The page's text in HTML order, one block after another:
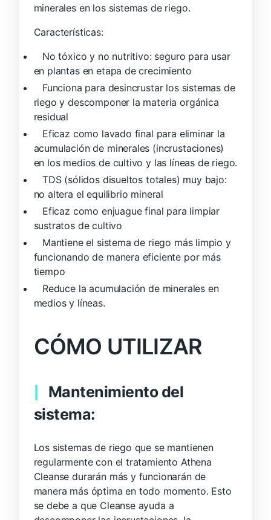
minerales en los sistemas de riego.
Características:
No tóxico y no nutritivo: seguro para usar
en plantas en etapa de crecimiento
Funciona para desincrustar los sistemas de
riego y descomponer la materia orgánica
residual
Eficaz como lavado final para eliminar la
acumulación de minerales (incrustaciones)
en los medios de cultivo y las líneas de riego.
TDS (sólidos disueltos totales) muy bajo:
no altera el equilibrio mineral
Eficaz como enjuague final para limpiar
sustratos de cultivo
Mantiene el sistema de riego más limpio y
funcionando de manera eficiente por más
tiempo
Reduce la acumulación de minerales en
medios y líneas.
CÓMO UTILIZAR
Mantenimiento del
sistema:
Los sistemas de riego que se mantienen
regularmente con el tratamiento Athena
Cleanse durarán más y funcionarán de
manera más óptima en todo momento. Esto
se debe a que Cleanse ayuda a